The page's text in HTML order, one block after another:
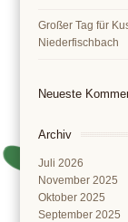
Großer Tag für
Niederfischbach
Neueste
Archiv
Juli 2026
November 2025
Oktober 2025
September 2025